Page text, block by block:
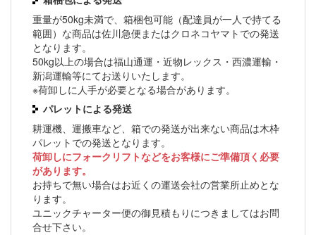
重量が50kg未満で、箱梱包可能（配達員が一人で持てる
範囲）な商品は佐川急便またはクロネコヤマトでの発送
となります。
50kg以上の場合は福山通運・近物レックス・西濃運輸・
新潟運輸等にてお送りいたします。
※荷卸しに人手が必要となる場合があります。
パレットによる発送
耕運機、運搬車など、箱での発送が出来ない商品は木枠
パレットでの発送となります。
荷卸しにフォークリフトなどをお客様にご準備頂く必要
があります。
お持ちで無い場合はお近くの運送会社の営業所止めとな
ります。
ユニックチャーター便の御見積もりにつきましてはお問
合せ下さい。